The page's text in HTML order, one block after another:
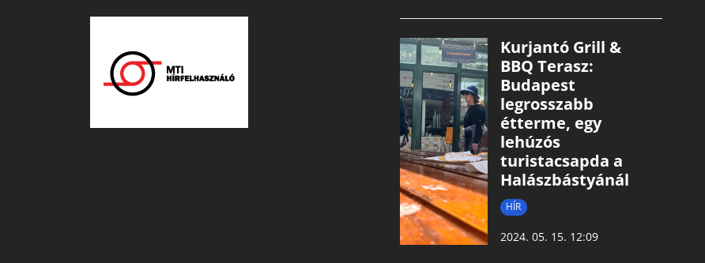
Kurjantó Grill &
BBQ Terasz:
Budapest
legrosszabb
étterme, egy
lehúzós
turistacsapda a
Halászbástyánál
HÍR
2024. 05. 15. 12:09